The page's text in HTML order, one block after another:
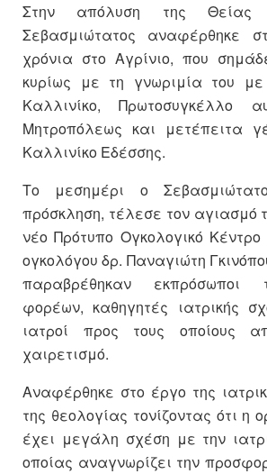
Στην απόλυση της Θείας
Σεβασμιώτατος αναφέρθηκε
χρόνια στο Αγρίνιο, που
κυρίως με τη γνωριμία του
Καλλινίκο, Πρωτοσυγκέλλο
Μητροπόλεως και μετέπειτα
Καλλινίκο Εδέσσης.
Το μεσημέρι ο
πρόσκληση, τέλεσε τον αγιασμό
νέο Πρότυπο Ογκολογικό Κέντρο
ογκολόγου δρ. Παναγιώτη
παραβρέθηκαν εκπρόσωποι
φορέων, καθηγητές ιατρικής
ιατροί προς τους οποίους
χαιρετισμό.
Αναφέρθηκε στο έργο της
της θεολογίας τονίζοντας ότι η
έχει μεγάλη σχέση με την
οποίας αναγνωρίζει την